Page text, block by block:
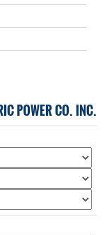
POWER CO. INC.